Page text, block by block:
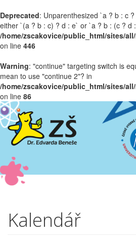
Deprecated: Unparenthesized `a ? b : c
either `(a ? b : c) ? d : e` or `a ? b : (c ? d
/home/zscakovice/public_html/sites/
on line 446
Warning: "continue" targeting switch is
mean to use "continue 2"? in
/home/zscakovice/public_html/sites/
on line 86
Přejít k hlavnímu obsahu
Kalendář
Před 01
03